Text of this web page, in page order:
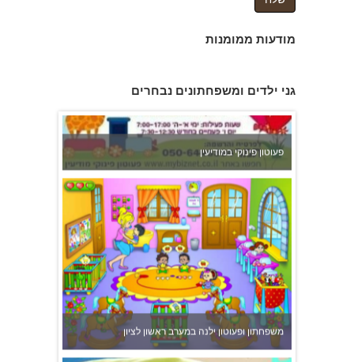
מודעות ממומנות
גני ילדים ומשפחתונים נבחרים
פעוטון פינוקי במודיעין
משפחתון ופעוטון ילנה במערב ראשון לציון